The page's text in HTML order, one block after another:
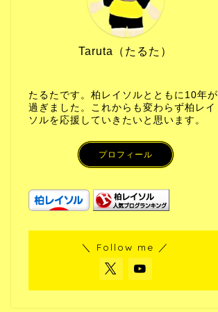
Taruta（たるた）
たるたです。柏レイソルとともに10年が
過ぎました。これからも変わらず柏レイ
ソルを応援していきたいと思います。
プロフィール
＼ Follow me ／